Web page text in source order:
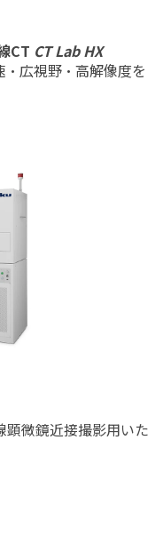
CT CT Lab HX
広視野・高解像度を
微鏡近接撮影用いた